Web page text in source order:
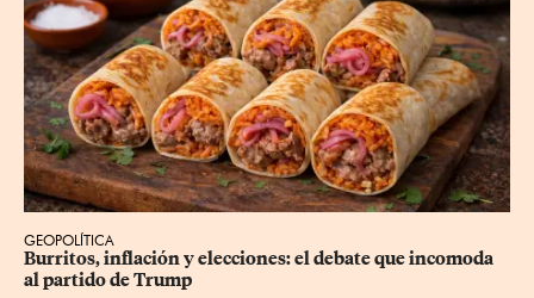
GEOPOLÍTICA
Burritos, inflación y elecciones: el debate que incomoda
al partido de Trump